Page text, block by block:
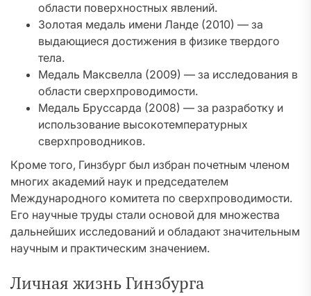
области поверхностных явлений.
Золотая медаль имени Ланде (2010) — за
выдающиеся достижения в физике твердого
тела.
Медаль Максвелла (2009) — за исследования в
области сверхпроводимости.
Медаль Бруссарда (2008) — за разработку и
использование высокотемпературных
сверхпроводников.
Кроме того, Гинзбург был избран почетным членом
многих академий наук и председателем
Международного комитета по сверхпроводимости.
Его научные труды стали основой для множества
дальнейших исследований и обладают значительным
научным и практическим значением.
Личная жизнь Гинзбурга